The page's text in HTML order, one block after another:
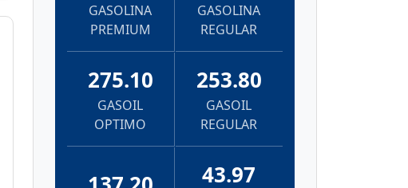
GASOLINA
PREMIUM
GASOLINA
REGULAR
275.10
GASOIL
OPTIMO
253.80
GASOIL
REGULAR
43.97